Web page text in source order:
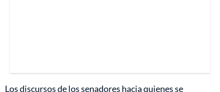
Los discursos de los senadores hacia quienes se